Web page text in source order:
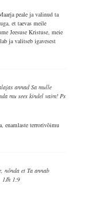
peale ja valinud ta
et taevas meile
Jeesuse Kristuse, meie
ja valitseb igavesest
annad Sa mulle
mu sees kindel vaim! Ps
enamlaste terrorivõimu
nõnda et Ta annab
1Jh 1:9